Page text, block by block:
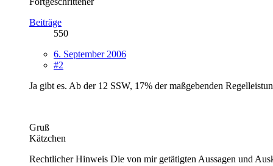
Beiträge
550
6. September 2006
#2
Ja gibt es. Ab der 12 SSW, 17% der maßgebenden
Gruß
Kätzchen
Rechtlicher Hinweis Die von mir getätigten Aussagen und